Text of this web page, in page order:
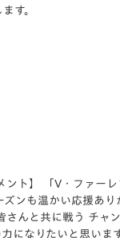
す。
ント】 「V・ファー
ズンも温かい応援あり
さんと共に戦う チャ
になりたいと思いま